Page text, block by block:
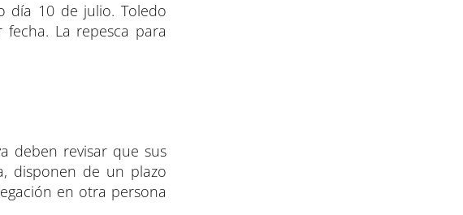
día 10 de julio. Toledo
La repesca para
deben revisar que sus
disponen de un plazo
en otra persona